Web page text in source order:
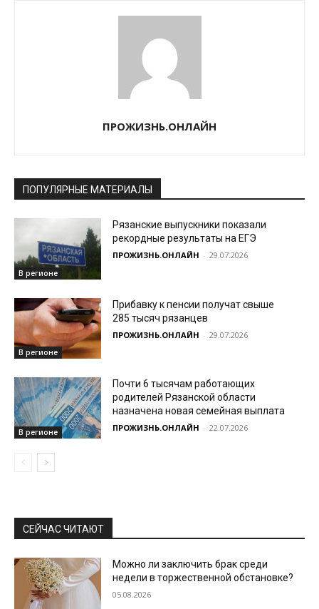
ПРОЖИЗНЬ.ОНЛАЙН
ПОПУЛЯРНЫЕ МАТЕРИАЛЫ
В регионе
Рязанские выпускники показали
рекордные результаты на ЕГЭ
ПРОЖИЗНЬ.ОНЛАЙН - 29.07.2026
В регионе
Прибавку к пенсии получат свыше
285 тысяч рязанцев
ПРОЖИЗНЬ.ОНЛАЙН - 29.07.2026
В регионе
Почти 6 тысячам работающих
родителей Рязанской области
назначена новая семейная выплата
ПРОЖИЗНЬ.ОНЛАЙН - 22.07.2026
СЕЙЧАС ЧИТАЮТ
Можно ли заключить брак среди
недели в торжественной обстановке?
05.08.2026